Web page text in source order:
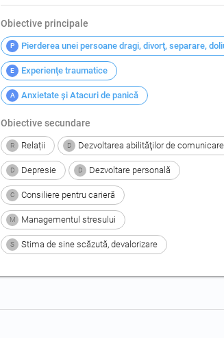
Obiective principale
P Pierderea unei persoane dragi, divorţ, separare,
E Experienţe traumatice
A Anxietate şi Atacuri de panică
Obiective secundare
R Relații D Dezvoltarea abilităţilor de comunicare
D Depresie D Dezvoltare personală
C Consiliere pentru carieră
M Managementul stresului
S Stima de sine scăzută, devalorizare